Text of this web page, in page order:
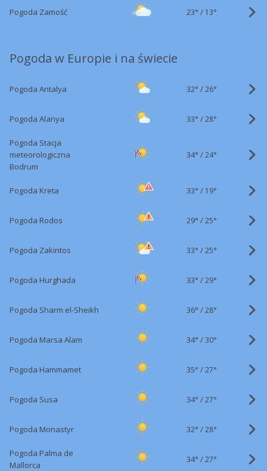
Pogoda Zamość 23° / 13°
Pogoda w Europie i na świecie
Pogoda Antalya 32° /26°
Pogoda Alanya 33° /28°
Pogoda Stacja
meteorologiczna
Bodrum
34° /24°
Pogoda Kreta 33° / 19°
Pogoda Rodos 29° /25°
Pogoda Zakintos 33° /25°
Pogoda Hurghada 33° /29°
Pogoda Sharm el-Sheikh 36° /28°
Pogoda Marsa Alam 34° /30°
Pogoda Hammamet 35° /27°
Pogoda Susa 34° /27°
Pogoda Monastyr 32° /28°
Pogoda Palma de
Mallorca
34° /27°